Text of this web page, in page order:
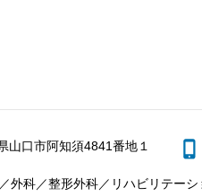
山口市阿知須4841番地１
外科／整形外科／リハビリテーシ